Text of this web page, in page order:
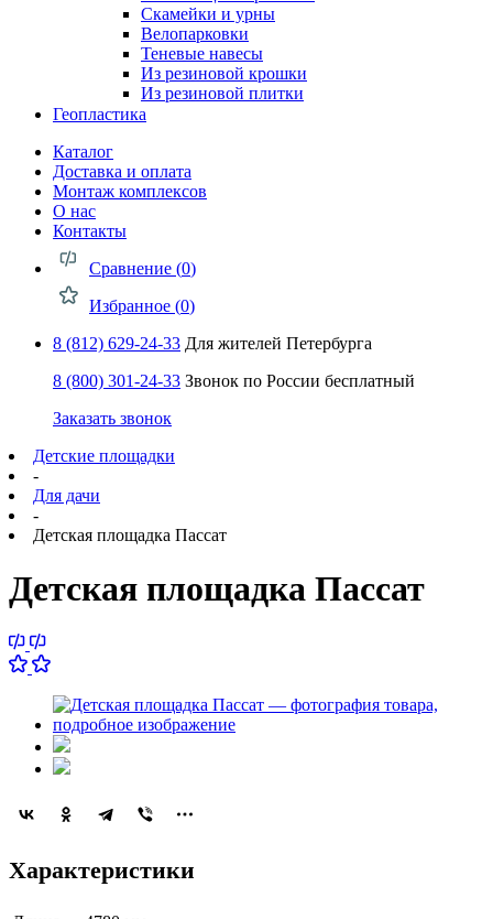
Скамейки и урны
Велопарковки
Теневые навесы
Из резиновой крошки
Из резиновой плитки
Геопластика
Каталог
Доставка и оплата
Монтаж комплексов
О нас
Контакты
Сравнение (0)
Избранное (0)
8 (812) 629-24-33 Для жителей Петербурга
8 (800) 301-24-33 Звонок по России бесплатный
Заказать звонок
Детские площадки
-
Для дачи
-
Детская площадка Пассат
Детская площадка Пассат
Характеристики